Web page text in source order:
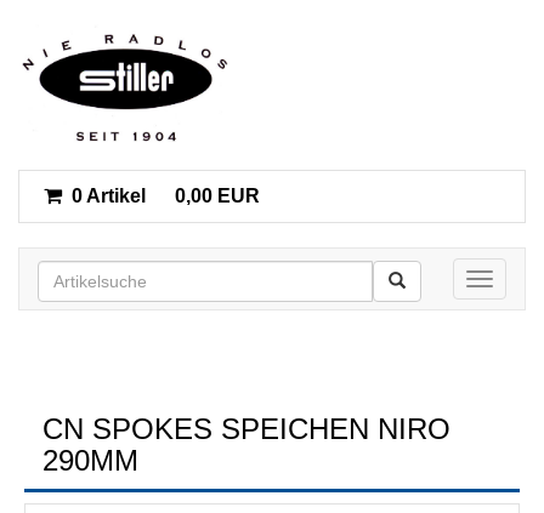
0 Artikel 0,00 EUR
Toggle
CN SPOKES SPEICHEN NIRO
290MM